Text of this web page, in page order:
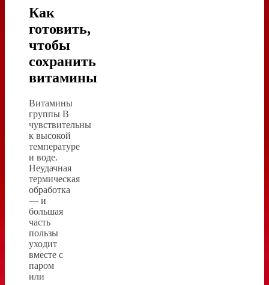
Как
готовить,
чтобы
сохранить
витамины
Витамины
группы B
чувствительны
к высокой
температуре
и воде.
Неудачная
термическая
обработка
— и
большая
часть
пользы
уходит
вместе с
паром
или